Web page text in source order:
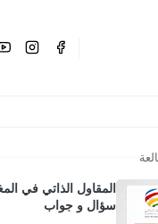
سؤال و جواب